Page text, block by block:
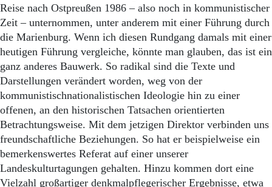
Reise nach Ostpreußen 1986 – also noch in kommunistischer
Zeit – unternommen, unter anderem mit einer Führung durch
die Marienburg. Wenn ich diesen Rundgang damals mit einer
heutigen Führung vergleiche, könnte man glauben, das ist ein
ganz anderes Bauwerk. So radikal sind die Texte und
Darstellungen verändert worden, weg von der
kommunistischnationalistischen Ideologie hin zu einer
offenen, an den historischen Tatsachen orientierten
Betrachtungsweise. Mit dem jetzigen Direktor verbinden uns
freundschaftliche Beziehungen. So hat er beispielweise ein
bemerkenswertes Referat auf einer unserer
Landeskulturtagungen gehalten. Hinzu kommen dort eine
Vielzahl großartiger denkmalpflegerischer Ergebnisse, etwa